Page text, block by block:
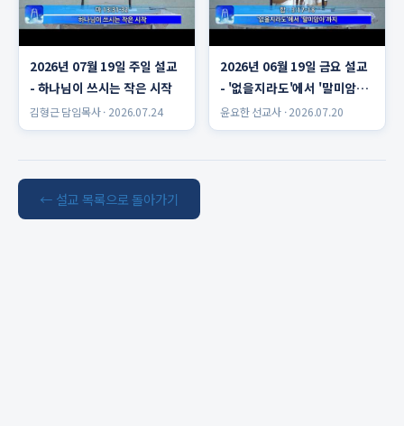
2026년 07월 19일 주일 설교
- 하나님이 쓰시는 작은 시작
김형근 담임목사 · 2026.07.24
2026년 06월 19일 금요 설교
- '없을지라도'에서 '말미암
아'까지 윤요한 선교사
윤요한 선교사 · 2026.07.20
← 설교 목록으로 돌아가기